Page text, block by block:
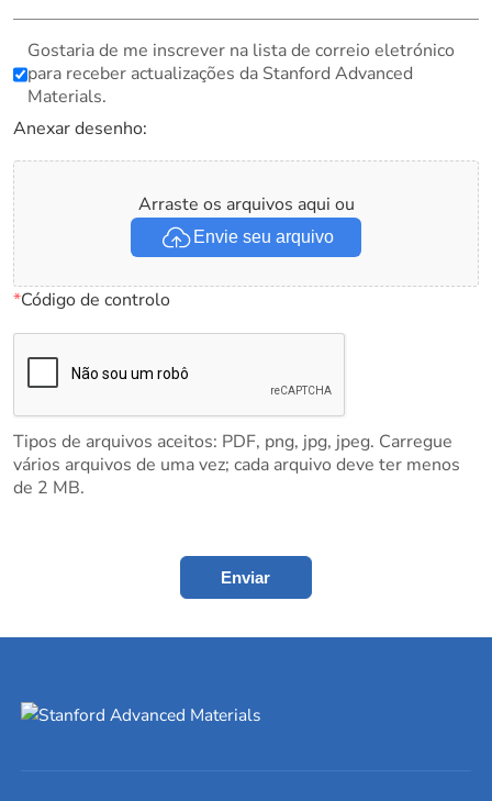
Gostaria de me inscrever na lista de correio eletrónico
para receber actualizações da Stanford Advanced
Materials.
Anexar desenho:
Arraste os arquivos aqui ou
Envie seu arquivo
*Código de controlo
Tipos de arquivos aceitos: PDF, png, jpg, jpeg. Carregue
vários arquivos de uma vez; cada arquivo deve ter menos
de 2 MB.
Enviar